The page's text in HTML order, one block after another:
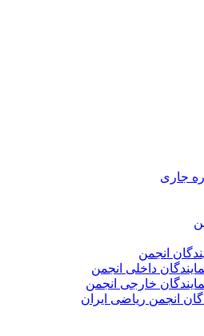
جاری
انجمن
داخلی انجمن
خارجی انجمن
انجمن ریاضی ایران